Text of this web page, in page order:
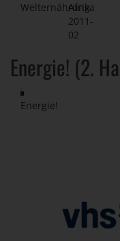
Welternährung
Afrika
2011-
02
Energie! (2.
Energie!